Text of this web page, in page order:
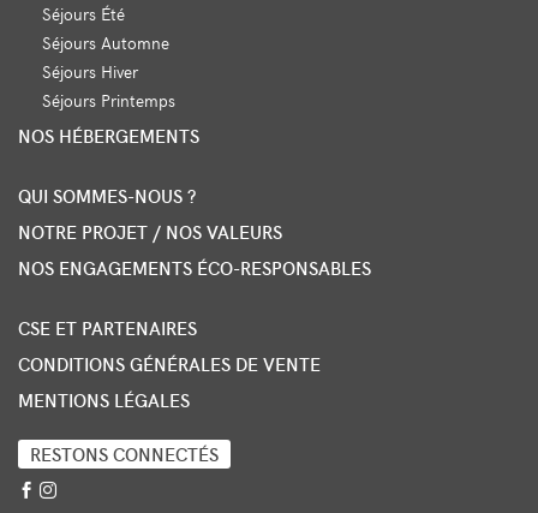
Séjours Été
Séjours Automne
Séjours Hiver
Séjours Printemps
NOS HÉBERGEMENTS
QUI SOMMES-NOUS ?
NOTRE PROJET / NOS VALEURS
NOS ENGAGEMENTS ÉCO-RESPONSABLES
CSE ET PARTENAIRES
CONDITIONS GÉNÉRALES DE VENTE
MENTIONS LÉGALES
RESTONS CONNECTÉS